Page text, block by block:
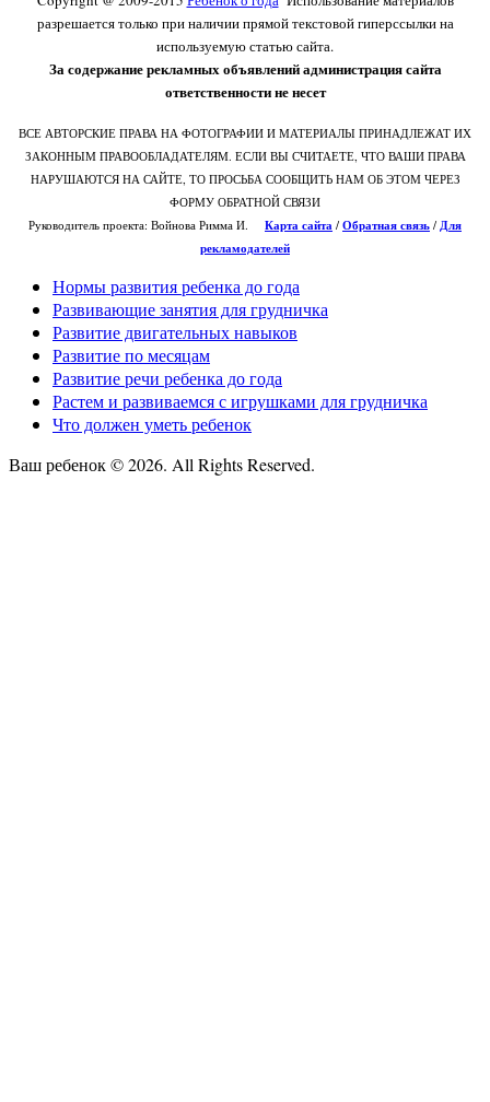
разрешается только при наличии прямой текстовой гиперссылки на
используемую статью сайта.
За содержание рекламных объявлений администрация сайта
ответственности не несет
ВСЕ АВТОРСКИЕ ПРАВА НА ФОТОГРАФИИ И МАТЕРИАЛЫ ПРИНАДЛЕЖАТ ИХ
ЗАКОННЫМ ПРАВООБЛАДАТЕЛЯМ. ЕСЛИ ВЫ СЧИТАЕТЕ, ЧТО ВАШИ ПРАВА
НАРУШАЮТСЯ НА САЙТЕ, ТО ПРОСЬБА СООБЩИТЬ НАМ ОБ ЭТОМ ЧЕРЕЗ
ФОРМУ ОБРАТНОЙ СВЯЗИ
Руководитель проекта: Войнова Римма И. Карта сайта / Обратная связь / Для
рекламодателей
Нормы развития ребенка до года
Развивающие занятия для грудничка
Развитие двигательных навыков
Развитие по месяцам
Развитие речи ребенка до года
Растем и развиваемся с игрушками для грудничка
Что должен уметь ребенок
Ваш ребенок © 2026. All Rights Reserved.